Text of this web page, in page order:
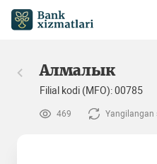
Алмалык
Filial kodi (MFO): 00785
469 Yangilangan